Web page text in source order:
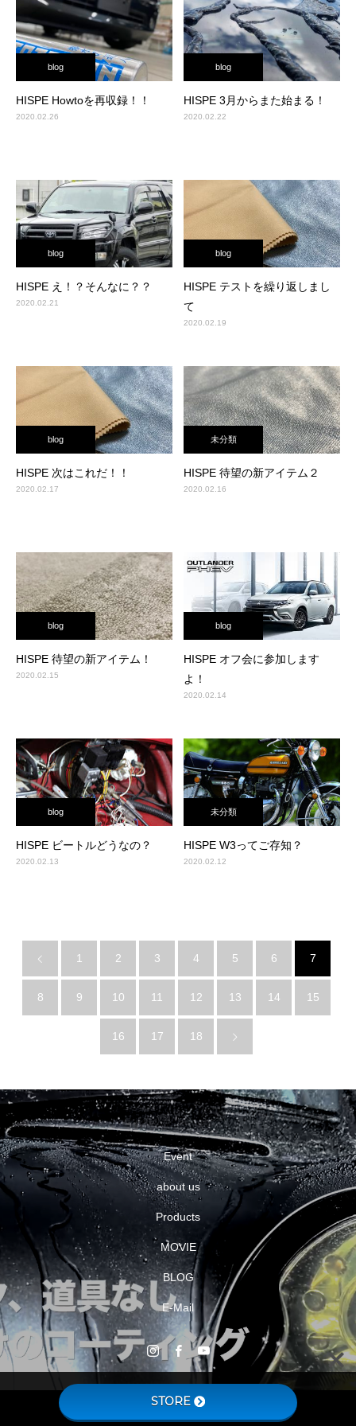
blog
HISPE Howtoを再収録！！
2020.02.26
blog
HISPE 3月からまた始まる！
2020.02.22
blog
HISPE え！？そんなに？？
2020.02.21
blog
HISPE テストを繰り返しまし
て
2020.02.19
blog
HISPE 次はこれだ！！
2020.02.17
未分類
HISPE 待望の新アイテム２
2020.02.16
blog
HISPE 待望の新アイテム！
2020.02.15
blog
HISPE オフ会に参加します
よ！
2020.02.14
blog
HISPE ビートルどうなの？
2020.02.13
未分類
HISPE W3ってご存知？
2020.02.12
1 2 3 4 5 6 7
8 9 10 11 12 13 14 15
16 17 18
Event
about us
Products
MOVIE
BLOG
E-Mail
Copyright © HISPE
STORE